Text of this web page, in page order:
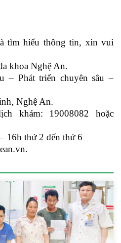
tìm hiểu thông tin, xin vui
khoa Nghệ An.
– Phát triển chuyên sâu –
Nghệ An.
khám: 19008082 hoặc
16h thứ 2 đến thứ 6